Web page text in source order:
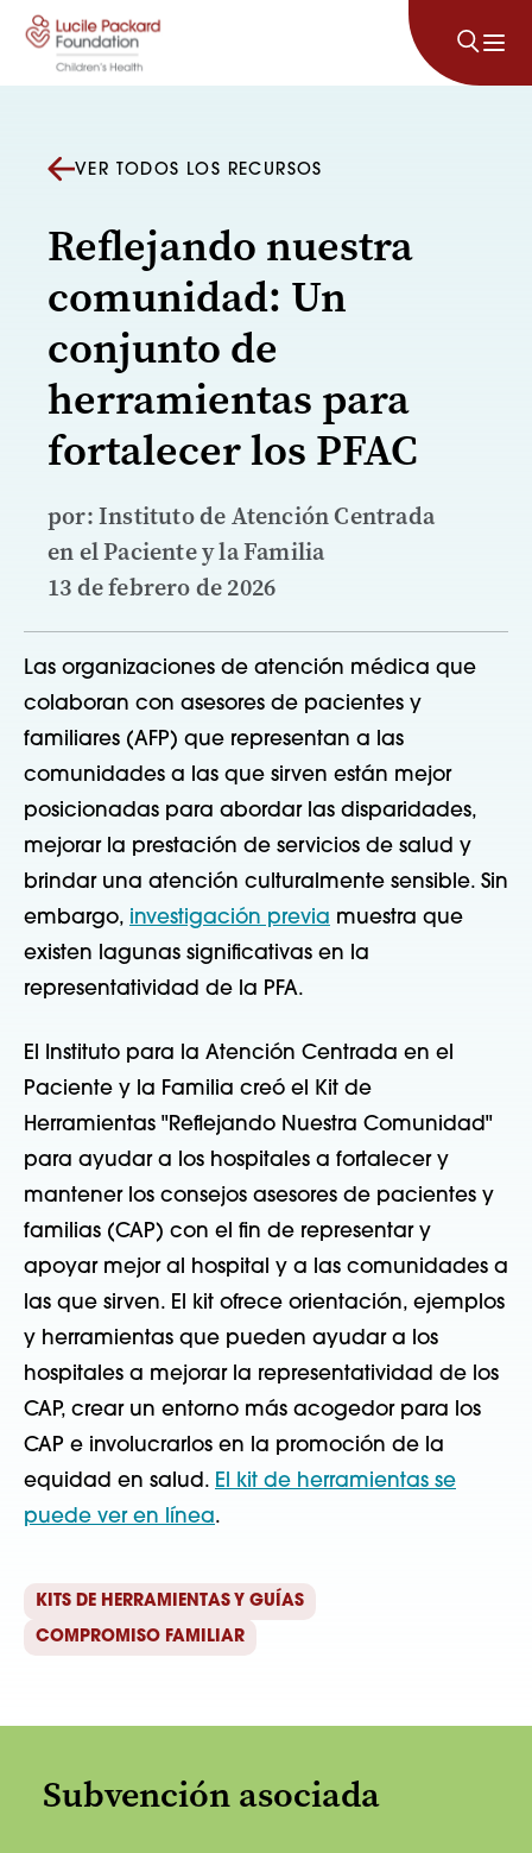
Saltar al contenido
VER TODOS LOS RECURSOS
Reflejando nuestra
comunidad: Un
conjunto de
herramientas para
fortalecer los PFAC
por: Instituto de Atención Centrada
en el Paciente y la Familia
13 de febrero de 2026
Las organizaciones de atención médica que
colaboran con asesores de pacientes y
familiares (AFP) que representan a las
comunidades a las que sirven están mejor
posicionadas para abordar las disparidades,
mejorar la prestación de servicios de salud y
brindar una atención culturalmente sensible. Sin
embargo, investigación previa muestra que
existen lagunas significativas en la
representatividad de la PFA.
El Instituto para la Atención Centrada en el
Paciente y la Familia creó el Kit de
Herramientas "Reflejando Nuestra Comunidad"
para ayudar a los hospitales a fortalecer y
mantener los consejos asesores de pacientes y
familias (CAP) con el fin de representar y
apoyar mejor al hospital y a las comunidades a
las que sirven. El kit ofrece orientación, ejemplos
y herramientas que pueden ayudar a los
hospitales a mejorar la representatividad de los
CAP, crear un entorno más acogedor para los
CAP e involucrarlos en la promoción de la
equidad en salud. El kit de herramientas se
puede ver en línea.
KITS DE HERRAMIENTAS Y GUÍAS
COMPROMISO FAMILIAR
Subvención asociada